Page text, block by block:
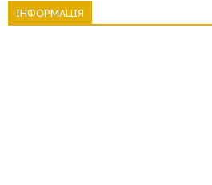
ІНФОРМАЦІЯ